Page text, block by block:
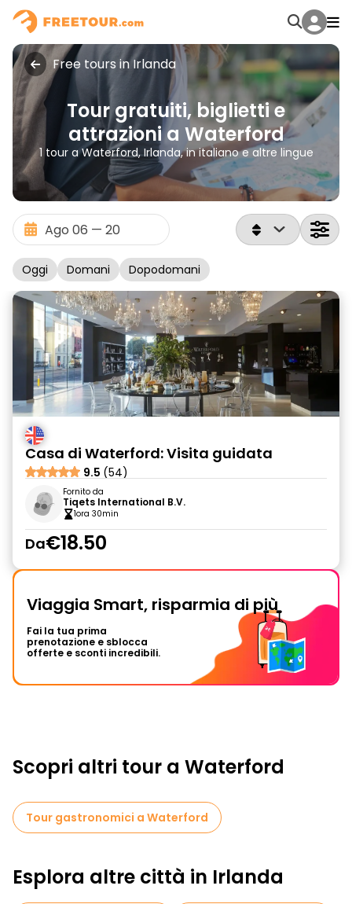
Free tours in Irlanda
Tour gratuiti, biglietti e
attrazioni a Waterford
1 tour a Waterford, Irlanda, in italiano e altre lingue
Oggi Domani Dopodomani
Casa di Waterford: Visita guidata
9.5 (54)
Fornito da
Tiqets International B.V.
1ora 30min
Da€18.50
Viaggia Smart, risparmia di più
Fai la tua prima
prenotazione e sblocca
offerte e sconti incredibili.
Scopri altri tour a Waterford
Tour gastronomici a Waterford
Esplora altre città in Irlanda